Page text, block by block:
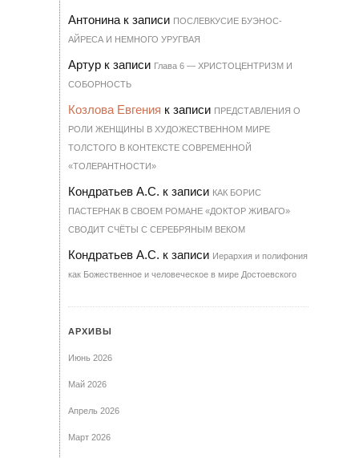
Антонина к записи ПОСЛЕВКУСИЕ БУЭНОС-
АЙРЕСА И НЕМНОГО УРУГВАЯ
Артур к записи Гла­ва 6 — ХРИ­С­ТО­ЦЕН­Т­РИЗМ И
СО­БОР­НОСТЬ
Козлова Евгения к записи ПРЕДСТАВЛЕНИЯ О
РОЛИ ЖЕНЩИНЫ В ХУДОЖЕСТВЕННОМ МИРЕ
ТОЛСТОГО В КОНТЕКСТЕ СОВРЕМЕННОЙ
«ТОЛЕРАНТНОСТИ»
Кондратьев А.С. к записи КАК БОРИС
ПАСТЕРНАК В СВОЕМ РОМАНЕ «ДОКТОР ЖИВАГО»
СВОДИТ СЧЁТЫ С СЕРЕБРЯНЫМ ВЕКОМ
Кондратьев А.С. к записи Иерархия и полифония
как Божественное и человеческое в мире Достоевского
АРХИВЫ
Июнь 2026
Май 2026
Апрель 2026
Март 2026